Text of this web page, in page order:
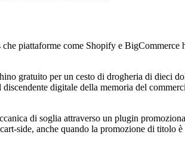
piattaforme come Shopify e
gratuito per un cesto di drogheria di dieci
digitale della memoria del
di soglia attraverso un plugin
side, anche quando la promozione di titolo